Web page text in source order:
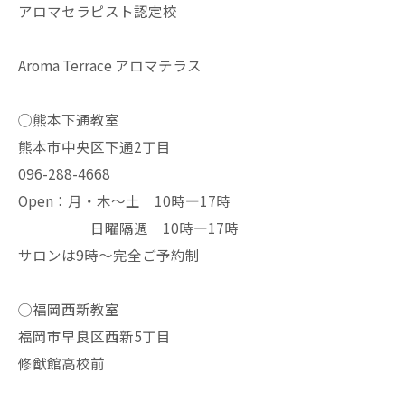
アロマセラピスト認定校
Aroma Terrace アロマテラス
◯熊本下通教室
熊本市中央区下通2丁目
096-288-4668
Open：月・木〜土 10時—17時
日曜隔週 10時—17時
サロンは9時〜完全ご予約制
◯福岡西新教室
福岡市早良区西新5丁目
修猷館高校前